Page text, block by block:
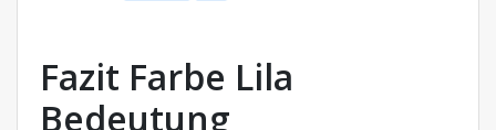
Fazit Farbe Lila
Bedeutung